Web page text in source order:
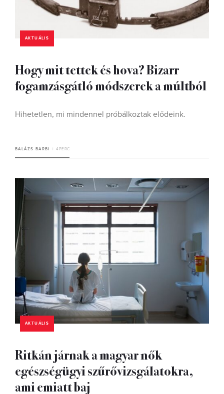
AKTUÁLIS
Hogy mit tettek és hova? Bizarr
fogamzásgátló módszerek a múltból
Hihetetlen, mi mindennel próbálkoztak elődeink.
BALÁZS BARBI 4 PERC
AKTUÁLIS
Ritkán járnak a magyar nők
egészségügyi szűrővizsgálatokra,
ami emiatt baj